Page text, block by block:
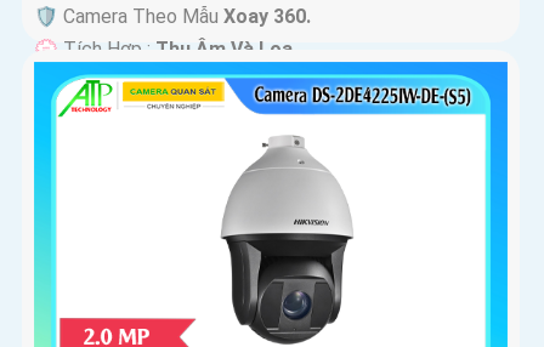
🛡 Camera Theo Mẫu Xoay 360.
️💮 Tích Hợp : Thu Âm Và Loa.